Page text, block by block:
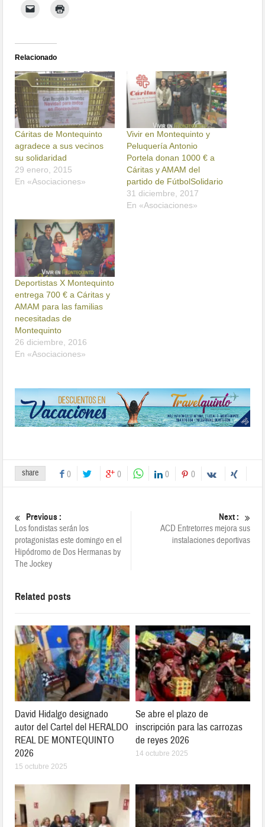
Relacionado
Cáritas de Montequinto
agradece a sus vecinos
su solidaridad
29 enero, 2015
En «Asociaciones»
Vivir en Montequinto y
Peluquería Antonio
Portela donan 1000 € a
Cáritas y AMAM del
partido de FútbolSolidario
31 diciembre, 2017
En «Asociaciones»
Deportistas X Montequinto
entrega 700 € a Cáritas y
AMAM para las familias
necesitadas de
Montequinto
26 diciembre, 2016
En «Asociaciones»
share 0 0 0 0
Previous :
Los fondistas serán los
protagonistas este domingo en el
Hipódromo de Dos Hermanas by
The Jockey
Next :
ACD Entretorres mejora sus
instalaciones deportivas
Related posts
David Hidalgo designado
autor del Cartel del HERALDO
REAL DE MONTEQUINTO
2026
15 octubre 2025
Se abre el plazo de
inscripción para las carrozas
de reyes 2026
14 octubre 2025